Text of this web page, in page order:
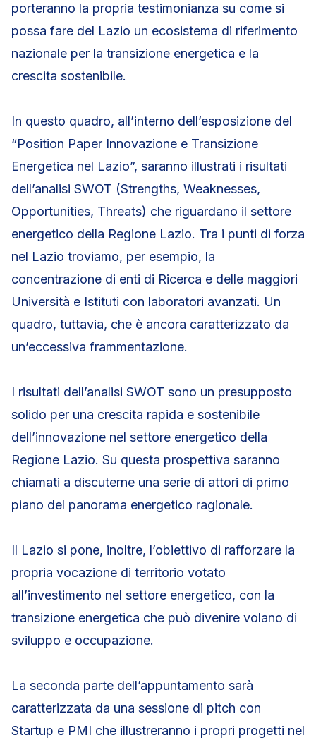
porteranno la propria testimonianza su come si
possa fare del Lazio un ecosistema di riferimento
nazionale per la transizione energetica e la
crescita sostenibile.
In questo quadro, all’interno dell’esposizione del
“Position Paper Innovazione e Transizione
Energetica nel Lazio”, saranno illustrati i risultati
dell’analisi SWOT (Strengths, Weaknesses,
Opportunities, Threats) che riguardano il settore
energetico della Regione Lazio. Tra i punti di forza
nel Lazio troviamo, per esempio, la
concentrazione di enti di Ricerca e delle maggiori
Università e Istituti con laboratori avanzati. Un
quadro, tuttavia, che è ancora caratterizzato da
un’eccessiva frammentazione.
I risultati dell’analisi SWOT sono un presupposto
solido per una crescita rapida e sostenibile
dell’innovazione nel settore energetico della
Regione Lazio. Su questa prospettiva saranno
chiamati a discuterne una serie di attori di primo
piano del panorama energetico ragionale.
Il Lazio si pone, inoltre, l’obiettivo di rafforzare la
propria vocazione di territorio votato
all’investimento nel settore energetico, con la
transizione energetica che può divenire volano di
sviluppo e occupazione.
La seconda parte dell’appuntamento sarà
caratterizzata da una sessione di pitch con
Startup e PMI che illustreranno i propri progetti nel